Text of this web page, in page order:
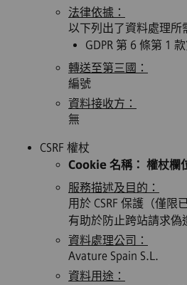
法律依據：
以下列出了資料處理所
GDPR 第 6 條第 1
轉送至第三國：
編號
資料接收方：
無
CSRF 權杖
Cookie 名稱： 權杖欄
服務描述及目的：
用於 CSRF 保護（僅限
有助於防止跨站請求偽
資料處理公司：
Avature Spain S.L.
資料用途：